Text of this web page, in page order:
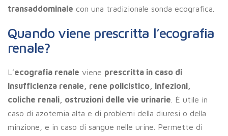
transaddominale con una tradizionale sonda ecografica.
Quando viene prescritta l’ecografia
renale?
L’ecografia renale viene prescritta in caso di
insufficienza renale, rene policistico, infezioni,
coliche renali, ostruzioni delle vie urinarie . È utile in
caso di azotemia alta e di problemi della diuresi o della
minzione, e in caso di sangue nelle urine. Permette di